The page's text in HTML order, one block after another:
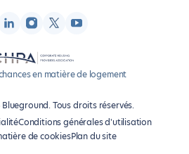
en matière de logement
Tous droits réservés.
Conditions générales d'utilisation
de cookiesPlan du site